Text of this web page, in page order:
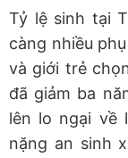
Tỷ lệ sinh tại
càng nhiều
và giới trẻ
đã giảm ba
lên lo ngại về
nặng an sinh